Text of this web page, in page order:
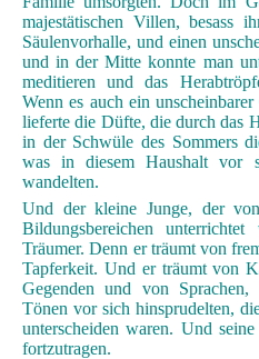
majestätischen Villen, besass
Säulenvorhalle, und einen
und in der Mitte konnte man
meditieren und das
Wenn es auch ein
lieferte die Düfte, die durch das
in der Schwüle des Sommers
was in diesem Haushalt vor
wandelten.
Und der kleine Junge, der
Bildungsbereichen
Träumer. Denn er träumt von
Tapferkeit. Und er träumt von
Gegenden und von
Tönen vor sich hinsprudelten,
unterscheiden waren. Und
fortzutragen.